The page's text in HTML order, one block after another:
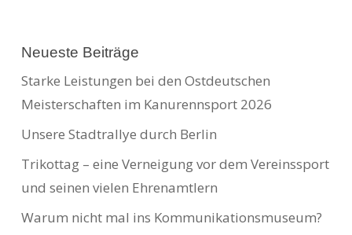
Neueste Beiträge
Starke Leistungen bei den Ostdeutschen
Meisterschaften im Kanurennsport 2026
Unsere Stadtrallye durch Berlin
Trikottag – eine Verneigung vor dem Vereinssport
und seinen vielen Ehrenamtlern
Warum nicht mal ins Kommunikationsmuseum?